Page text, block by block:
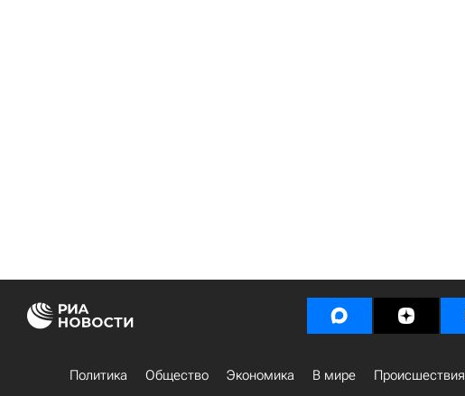
Политика Общество Экономика В мире Происшествия